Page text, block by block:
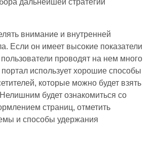
дальнейшей стратегии
внимание и внутренней
Если он имеет высокие показатели
проводят на нем много
портал использует хорошие способы
которые можно будет взять
будет ознакомиться со
страниц, отметить
и способы удержания